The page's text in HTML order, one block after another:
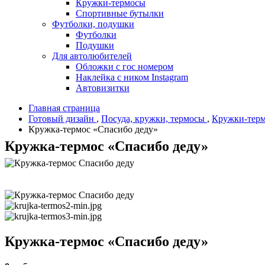
Кружки-термосы
Спортивные бутылки
Футболки, подушки
Футболки
Подушки
Для автолюбителей
Обложки с гос номером
Наклейка с ником Instagram
Автовизитки
Главная страница
Готовый дизайн , Посуда, кружки, термосы , Кружки-
Кружка-термос «Спасибо деду»
Кружка-термос «Спасибо деду»
Кружка-термос «Спасибо деду»